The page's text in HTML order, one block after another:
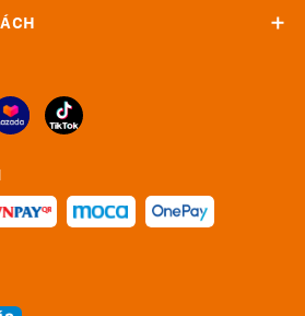
2.5 giờ bằng cáp USB-C đi